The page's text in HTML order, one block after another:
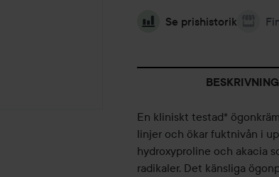
Se prishistorik
BESKRIVNING
En kliniskt testad*
linjer och ökar fuktnivån i
hydroxyproline och akacia
radikaler. Det känsliga